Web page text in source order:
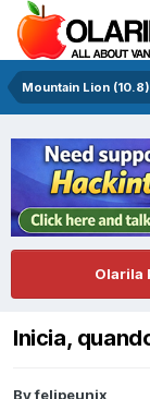
Mountain Lion (10.8)
Olarila
Inicia,
Byfelipeunix